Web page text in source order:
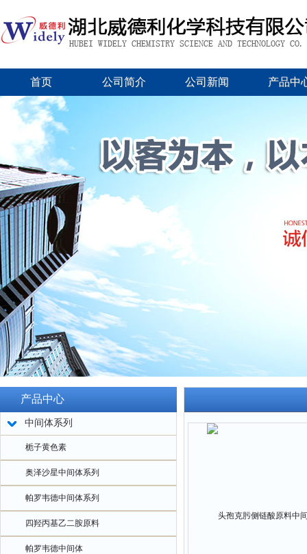
首页 公司简介 公司新闻 产品中
产品中心
中间体系列
栀子黄色素
奥泽沙星中间体系列
帕罗韦德中间体系列
四羟丙基乙二胺原料
帕罗韦德中间体